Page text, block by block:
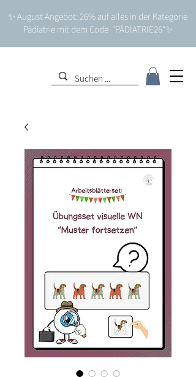
✨ August Angebot: 26% auf alles in der Kategorie
Pädiatrie mit dem Code "PÄDIATRIE26"✨